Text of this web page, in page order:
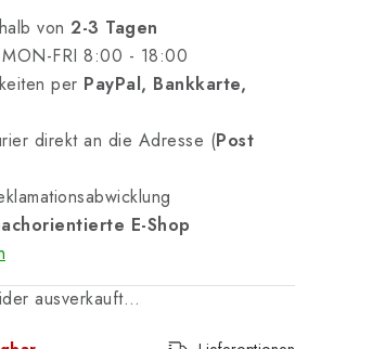
von 2-3 Tagen
MON-FRI 8:00 - 18:00
per PayPal, Bankkarte,
direkt an die Adresse (Post
E-Shop
ausverkauft…